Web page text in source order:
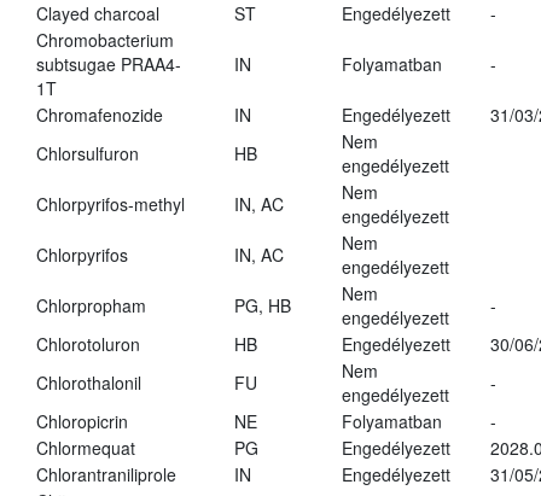
Clayed charcoal
ST Engedélyezett
-
Chromobacterium
subtsugae PRAA4-
1T
IN Folyamatban -
Chromafenozide IN Engedélyezett
31/
Chlorsulfuron
HB
Nem
engedélyezett
Chlorpyrifos-methyl
IN, AC
Nem
engedélyezett
Chlorpyrifos
IN, AC
Nem
engedélyezett
Chlorpropham
PG, HB
Nem
engedélyezett
-
Chlorotoluron
HB Engedélyezett
30/
Chlorothalonil
FU
Nem
engedélyezett
-
Chloropicrin
NE Folyamatban
-
Chlormequat
PG Engedélyezett
Chlorantraniliprole
IN Engedélyezett
31/